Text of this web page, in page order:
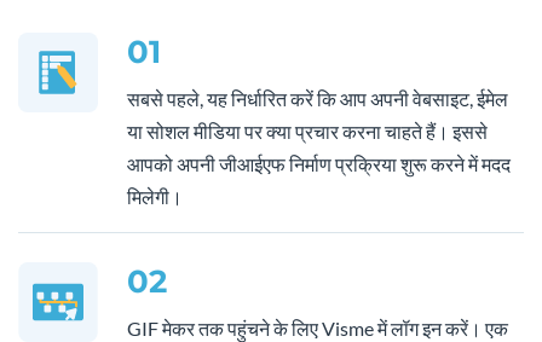
01
सबसे पहले, यह निर्धारित करें कि आप अपनी वेबसाइट, ईमेल
या सोशल मीडिया पर क्या प्रचार करना चाहते हैं। इससे
आपको अपनी जीआईएफ निर्माण प्रक्रिया शुरू करने में मदद
मिलेगी।
02
GIF मेकर तक पहुंचने के लिए Visme में लॉग इन करें। एक